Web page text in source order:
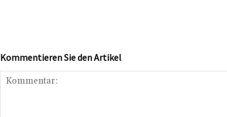
Kommentieren Sie den Artikel